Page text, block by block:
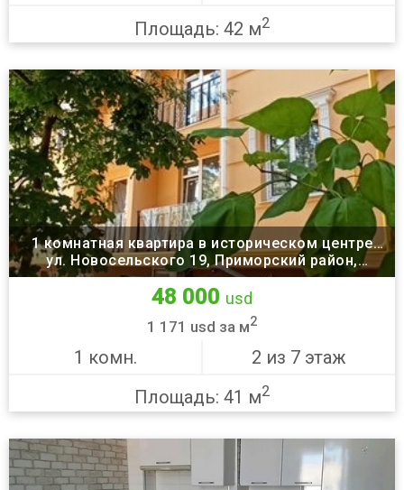
Площадь: 42 м2
1 комнатная квартира в историческом центре
Одессы
ул. Новосельского 19, Приморский район,
Одесса
48 000 usd
1 171 usd за м2
1 комн.
2 из 7 этаж
Площадь: 41 м2